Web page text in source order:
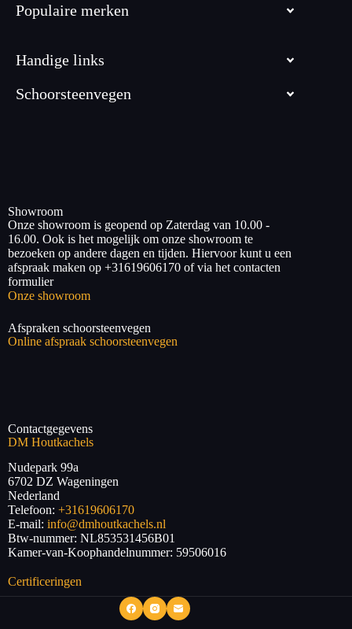
Populaire merken
Handige links
Schoorsteenvegen
Showroom
Onze showroom is geopend op Zaterdag van 10.00 -
16.00. Ook is het mogelijk om onze showroom te
bezoeken op andere dagen en tijden. Hiervoor kunt u een
afspraak maken op +31619606170 of via het contacten
formulier
Onze showroom
Afspraken schoorsteenvegen
Online afspraak schoorsteenvegen
Contactgegevens
DM Houtkachels
Nudepark 99a
6702 DZ Wageningen
Nederland
Telefoon: +31619606170
E-mail: info@dmhoutkachels.nl
Btw-nummer: NL853531456B01
Kamer-van-Koophandelnummer: 59506016
Certificeringen